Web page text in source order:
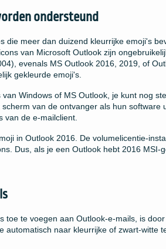
ondersteund
die meer dan duizend kleurrijke emoji's
van Microsoft Outlook zijn
evenals MS Outlook 2016, 2019, of
gekleurde emoji's.
Windows of MS Outlook, je kunt nog
van de ontvanger als hun software
van de e-mailclient.
in Outlook 2016. De volumelicentie-
Dus, als je een Outlook hebt 2016 MSI-
toe te voegen aan Outlook-e-mails, is
automatisch naar kleurrijke of zwart-witte